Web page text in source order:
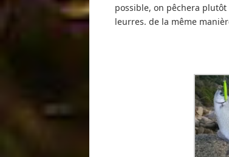
possible, on pêchera
leurres. de la même